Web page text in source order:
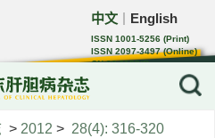
中文 English
ISSN 1001-5256 (Print)
ISSN 2097-3497 (Online)
CN 22-1108/R
> 2012 > 28(4): 316-320